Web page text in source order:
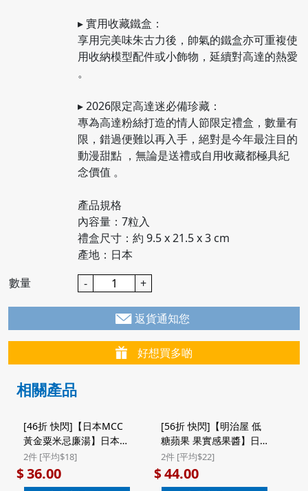
▸ 實用收藏鐵盒：
享用完美味朱古力後，帥氣的鐵盒亦可重複使
用收納模型配件或小飾物，延續對高達的熱愛
。
▸ 2026限定高達迷必備珍藏：
專為高達粉絲打造的情人節限定禮盒，數量有
限，錯過便難以再入手，絕對是今年最注目的
動漫甜點 ，無論是送禮或自用收藏都極具紀
念價值 。
產品規格
內容量：7粒入
禮盒尺寸：約 9.5 x 21.5 x 3 cm
產地：日本
數量
- +
返貨通知您
好想買多啲
相關產品
[46折 快閃]【日本MCC
黃金粟米忌廉湯】日本
Mcc Morning Soup 即
食濃湯 北海道產 黃金粟
米忌廉湯 1人前 160g
2件 [平均$18]
$36.00
[56折 快閃]【明治屋 低
糖蘋果 果實感果醬】日
本 明治屋 低糖果實感 脆
蘋果果醬 160g ($44/2件)
2件 [平均$22]
$44.00